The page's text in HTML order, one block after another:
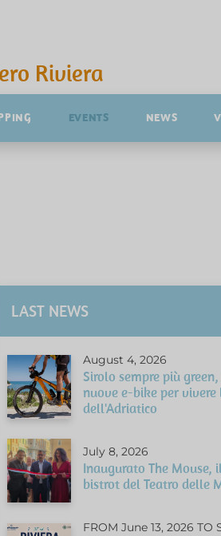
Riviera
EVENTS NEWS
LAST NEWS
August 4, 2026
Sirolo sempre più
nuove e-bike per vivere
dell'Adriatico
July 8, 2026
Inaugurato The Mouse,
bistrot del Teatro delle
FROM June 13, 2026 TO